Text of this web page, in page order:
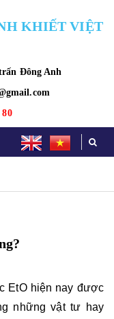
KHIẾT VIỆT
Đông Anh
80
EtO hiện nay được
những vật tư hay